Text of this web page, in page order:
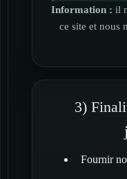
Information : il
ce site et nous
3)
Fournir